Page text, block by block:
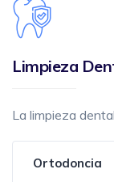
Limpieza
La limpieza
Ortodoncia